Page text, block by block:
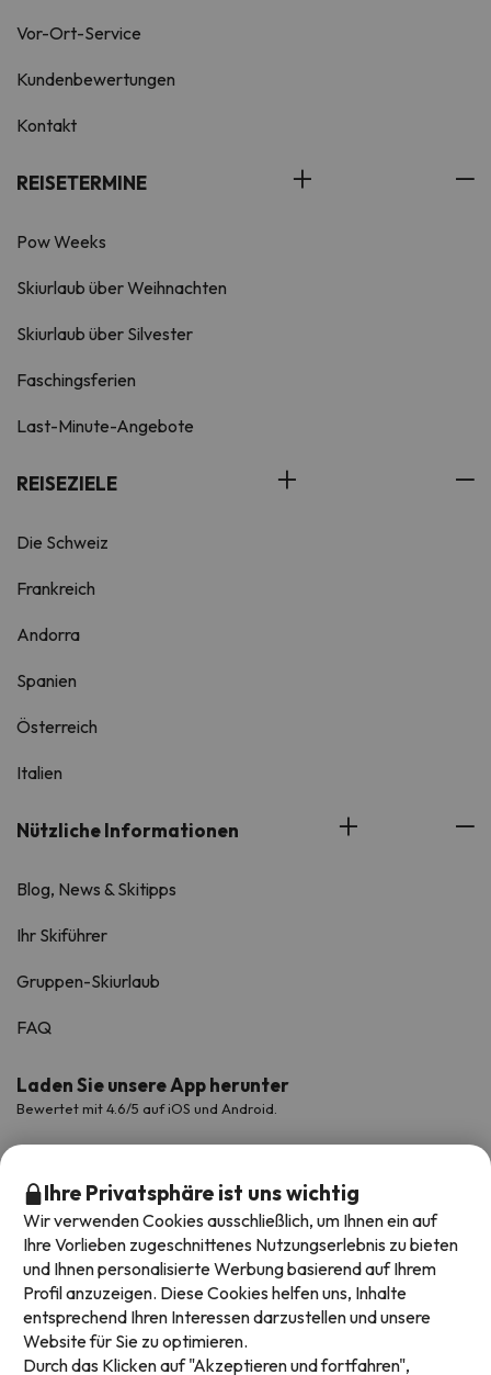
Vor-Ort-Service
Kundenbewertungen
Kontakt
REISETERMINE
Pow Weeks
Skiurlaub über Weihnachten
Skiurlaub über Silvester
Faschingsferien
Last-Minute-Angebote
REISEZIELE
Die Schweiz
Frankreich
Andorra
Spanien
Österreich
Italien
Nützliche Informationen
Blog, News & Skitipps
Ihr Skiführer
Gruppen-Skiurlaub
FAQ
Laden Sie unsere App herunter
Bewertet mit 4.6/5 auf iOS und Android.
Verfügbare Zahlungsarten
Ihre Privatsphäre ist uns wichtig
Wir verwenden Cookies ausschließlich, um Ihnen ein auf
Ihre Vorlieben zugeschnittenes Nutzungserlebnis zu bieten
und Ihnen personalisierte Werbung basierend auf Ihrem
Profil anzuzeigen. Diese Cookies helfen uns, Inhalte
entsprechend Ihren Interessen darzustellen und unsere
Website für Sie zu optimieren.
Durch das Klicken auf "Akzeptieren und fortfahren",